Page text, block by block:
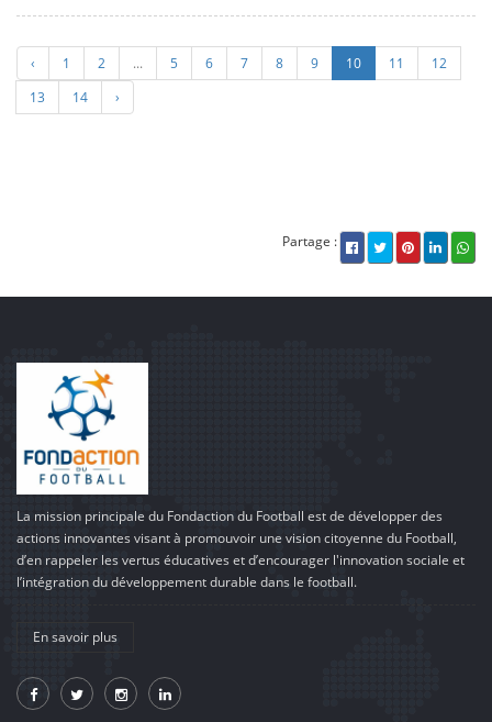
‹ 1 2 ... 5 6 7 8 9 10 11
12
13
14 ›
Partage :
La mission principale du Fondaction du Football est de développer des
actions innovantes visant à promouvoir une vision citoyenne du Football,
d’en rappeler les vertus éducatives et d’encourager l'innovation sociale et
l’intégration du développement durable dans le football.
En savoir plus